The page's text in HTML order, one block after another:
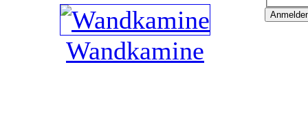
Wandkamine